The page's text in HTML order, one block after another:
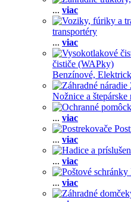
... viac
transportéry
... viac
čističe (WAPky)
Benzínové,
Nožnice a štepárske
... viac
... viac
... viac
... viac